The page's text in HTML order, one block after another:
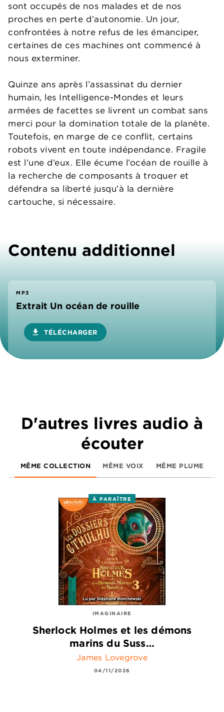
sont occupés de nos malades et de nos
proches en perte d’autonomie. Un jour,
confrontées à notre refus de les émanciper,
certaines de ces machines ont commencé à
nous exterminer.
Quinze ans après l’assassinat du dernier
humain, les Intelligence-Mondes et leurs
armées de facettes se livrent un combat sans
merci pour la domination totale de la planète.
Toutefois, en marge de ce conflit, certains
robots vivent en toute indépendance. Fragile
est l’une d’eux. Elle écume l’océan de rouille à
la recherche de composants à troquer et
défendra sa liberté jusqu’à la dernière
cartouche, si nécessaire.
Contenu additionnel
MP3
Extrait Un océan de rouille
download TÉLÉCHARGER
D'autres livres audio à
écouter
MÊME COLLECTION MÊME VOIX MÊME PLUME
À PARAÎTRE
IMAGINAIRE
Sherlock Holmes et les démons
marins du Suss…
James Lovegrove
04/11/2026